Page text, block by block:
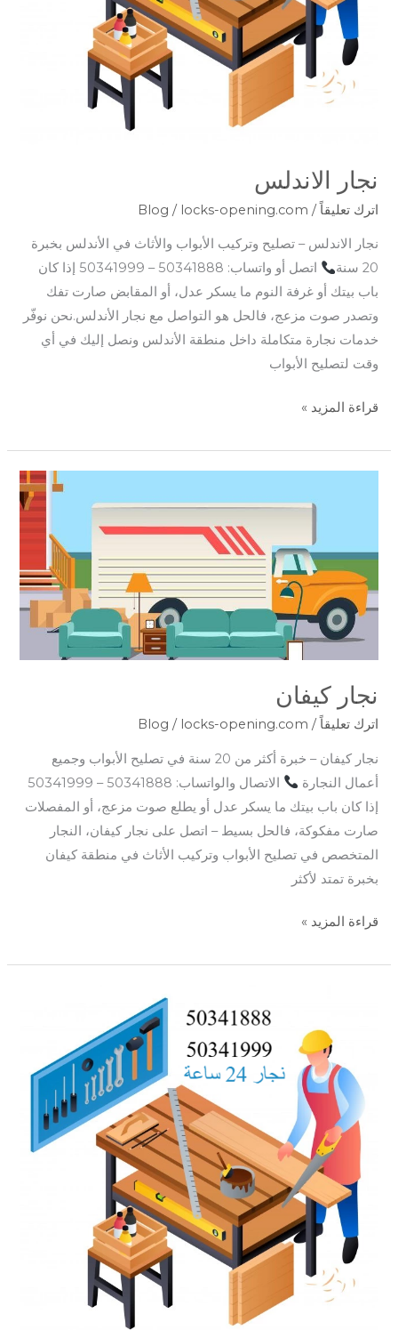
نجار الاندلس
اترك تعليقاً /
Blog / locks-opening.com
نجار الاندلس – تصليح وتركيب الأبواب والأثاث في الأندلس بخبرة
20 سنة
اتصل أو واتساب: 50341888 – 50341999 إذا كان
باب بيتك أو غرفة النوم ما يسكر عدل، أو المقابض صارت تفك
وتصدر صوت مزعج، فالحل هو التواصل مع نجار الأندلس.نحن نوفّر
خدمات نجارة متكاملة داخل منطقة الأندلس ونصل إليك في أي
وقت لتصليح الأبواب
قراءة المزيد »
نجار كيفان
اترك تعليقاً /
Blog / locks-opening.com
نجار كيفان – خبرة أكثر من 20 سنة في تصليح الأبواب وجميع
أعمال النجارة
الاتصال والواتساب: 50341888 – 50341999
إذا كان باب بيتك ما يسكر عدل أو يطلع صوت مزعج، أو المفصلات
صارت مفكوكة، فالحل بسيط – اتصل على نجار كيفان، النجار
المتخصص في تصليح الأبواب وتركيب الأثاث في منطقة كيفان
بخبرة تمتد لأكثر
قراءة المزيد »